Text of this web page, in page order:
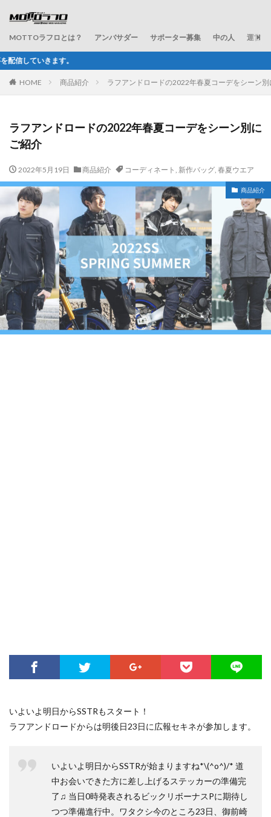
MOTTOラフロとは？ アンバサダー サポーター募集 中の人 運営会
HOME 商品紹介 ラフアンドロードの2022年春夏コーデをシーン
ラフアンドロードの2022年春夏コーデをシーン別に
ご紹介
2022年5月19日 商品紹介 コーディネート , 新作バッグ, 春夏ウエア
商品紹介
いよいよ明日からSSTRもスタート！
ラフアンドロードからは明後日23日に広報セキネが参加します。
いよいよ明日からSSTRが始まりますね*\(^o^)/* 道
中お会いできた方に差し上げるステッカーの準備完
了♫ 当日0時発表されるビックリボーナスPに期待し
つつ準備進行中。ワタクシ今のところ23日、御前崎